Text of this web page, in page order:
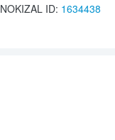
NOKIZAL ID: 1634438